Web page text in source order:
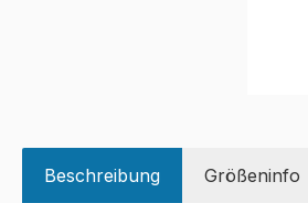
Beschreibung Größeninfo